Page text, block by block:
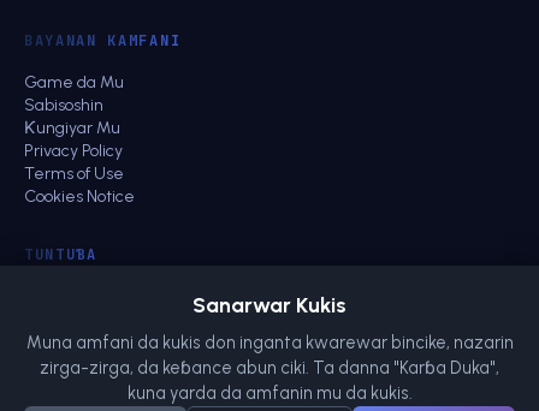
Sanarwar Kukis
Muna amfani da kukis don inganta kwarewar bincike, nazarin
zirga-zirga, da keɓance abun ciki. Ta danna "Karɓa Duka",
kuna yarda da amfanin mu da kukis.
BAYANAN KAMFANI
Game da Mu
Sabisoshin
Ƙungiyar Mu
Privacy Policy
Terms of Use
Cookies Notice
TUNTUƁA
Tuntuɓar Kasuwanci
energy@netts.io